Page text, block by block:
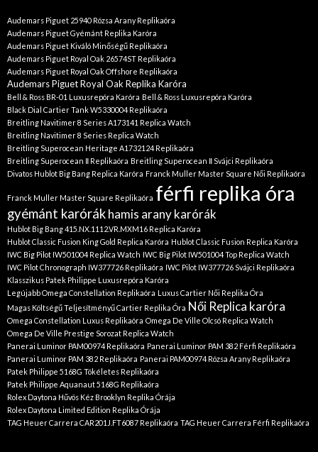
Audemars Piguet 25940 Rózsa Arany Replikaóra
Audemars Piguet Gyémánt Replika Karóra
Audemars Piguet Kiváló Minőségű Replikaóra
Audemars Piguet Royal Oak 26574ST Replikaóra
Audemars Piguet Royal Oak Offshore Replikaóra
Audemars Piguet Royal Oak Replika Karóra
Bell & Ross BR-01 Luxusrepóra Karóra Bell & Ross Luxusrepóra Karóra
Black Dial Cartier Tank W5330004 Replikaóra
Breitling Navitimer 8 Series A173141 Replica Watch
Breitling Navitimer 8 Series Replica Watch
Breitling Superocean Heritage A1732124 Replikaóra
Breitling Superocean Ⅱ Replikaóra Breitling Superocean Ⅱ Svájci Replikaóra
Divatos Hublot Big Bang Replica Karóra Franck Muller Master Square Női Replikaóra
Franck Muller Master Square Replikaóra férfi replika óra
gyémánt karórákhamis arany karórák
Hublot Big Bang 415.NX.1112.VR.MXM16 Replica Karóra
Hublot Classic Fusion King Gold Replica Karóra Hublot Classic Fusion Replica Karóra
IWC Big Pilot IW501004 Replica Watch IWC Big Pilot IW501004 Top Replica Watch
IWC Pilot Chronograph IW377726 Replikaóra IWC Pilot IW377726 Svájci Replikaóra
Klasszikus Patek Philippe Luxusrepóra Karóra
Legújabb Omega Constellation Replikaóra Luxus Cartier Női Replika Óra
Magas Költségű Teljesítményű Cartier Replika Óra Női Replica karóra
Omega Constellation Luxus Replikaóra Omega De Ville Olcsó Replica Watch
Omega De Ville Prestige Sorozat Replica Watch
Panerai Luminor PAM00974 Replikaóra Panerai Luminor PAM 382 Férfi Replikaóra
Panerai Luminor PAM 382 Replikaóra Panerai PAM00974 Rózsa Arany Replikaóra
Patek Philippe 5168G Tökéletes Replikaóra
Patek Philippe Aquanaut 5168G Replikaóra
Rolex Daytona Hűvös Kéz Brooklyn Replika Órája
Rolex Daytona Limited Edition Replika Órája
TAG Heuer Carrera CAR201J.FT6087 Replikaóra TAG Heuer Carrera Férfi Replikaóra